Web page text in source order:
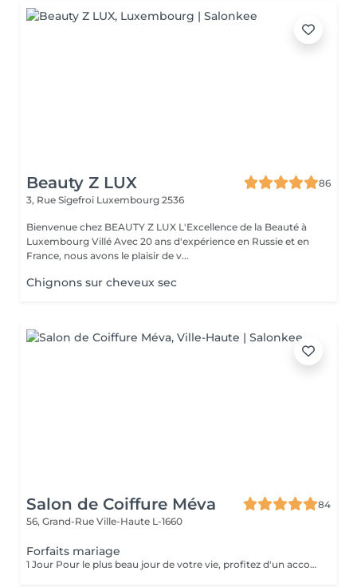
Beauty Z LUX
86
3, Rue Sigefroi Luxembourg 2536
Bienvenue chez BEAUTY Z LUX L'Excellence de la Beauté à
Luxembourg Villé Avec 20 ans d'expérience en Russie et en
France, nous avons le plaisir de v...
Chignons sur cheveux sec
Salon de Coiffure Méva
84
56, Grand-Rue Ville-Haute L-1660
Forfaits mariage
1 Jour Pour le plus beau jour de votre vie, profitez d'un accompagnement sur-mesure. Notre forfait mariage comprend un essai coiffure afin de définir le style parfait, en harmonie avec votre robe et votre personnalité. Le jour J, nous réalisons une coiffure élégante et durable chignon raffiné, coiffure bohème, attaches romantiques ou brushing sophistiqué pour vous sublimer jusqu'au bout de la nuit. Sérénité, expertise et mise en beauté d'exception pour un moment inoubliable.